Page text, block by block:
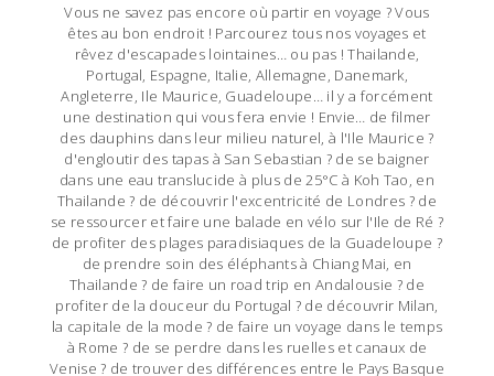
Vous ne savez pas encore où partir en voyage ? Vous
êtes au bon endroit ! Parcourez tous nos voyages et
rêvez d'escapades lointaines… ou pas ! Thailande,
Portugal, Espagne, Italie, Allemagne, Danemark,
Angleterre, Ile Maurice, Guadeloupe… il y a forcément
une destination qui vous fera envie ! Envie… de filmer
des dauphins dans leur milieu naturel, à l'Ile Maurice ?
d'engloutir des tapas à San Sebastian ? de se baigner
dans une eau translucide à plus de 25°C à Koh Tao, en
Thailande ? de découvrir l'excentricité de Londres ? de
se ressourcer et faire une balade en vélo sur l'Ile de Ré ?
de profiter des plages paradisiaques de la Guadeloupe ?
de prendre soin des éléphants à Chiang Mai, en
Thailande ? de faire un road trip en Andalousie ? de
profiter de la douceur du Portugal ? de découvrir Milan,
la capitale de la mode ? de faire un voyage dans le temps
à Rome ? de se perdre dans les ruelles et canaux de
Venise ? de trouver des différences entre le Pays Basque